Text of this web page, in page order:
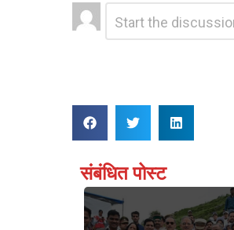
Leave
a
संबंधित पोस्ट